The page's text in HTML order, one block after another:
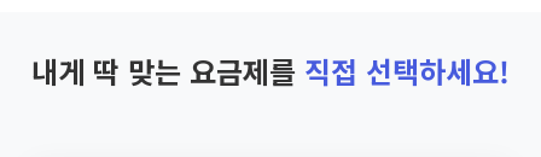
내게 딱 맞는 요금제를 직접 선택하세요!